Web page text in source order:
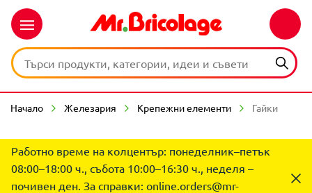
Начало Железария Крепежни елементи Гайки
Работно време на колцентър: понеделник–петък
08:00–18:00 ч., събота 10:00–16:30 ч., неделя –
почивен ден. За справки: online.orders@mr-